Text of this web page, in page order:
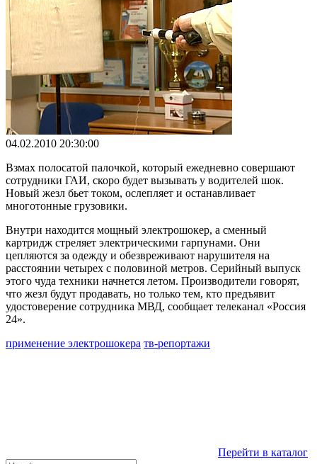
04.02.2010 20:30:00
Взмах полосатой палочкой, который ежедневно совершают
сотрудники ГАИ, скоро будет вызывать у водителей шок.
Новый жезл бьет током, ослепляет и останавливает
многотонные грузовики.
Внутри находится мощный электрошокер, а сменный
картридж стреляет электрическими гарпунами. Они
цепляются за одежду и обезвреживают нарушителя на
расстоянии четырех с половиной метров. Серийный выпуск
этого чуда техники начнется летом. Производители говорят,
что жезл будут продавать, но только тем, кто предъявит
удостоверение сотрудника МВД, сообщает телеканал «Россия
24».
применение электрошокера тв-репортажи
Перейти в каталог